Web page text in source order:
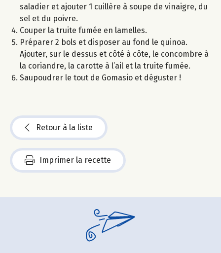
saladier et ajouter 1 cuillère à soupe de vinaigre, du
sel et du poivre.
Couper la truite fumée en lamelles.
Préparer 2 bols et disposer au fond le quinoa.
Ajouter, sur le dessus et côté à côte, le concombre à
la coriandre, la carotte à l’ail et la truite fumée.
Saupoudrer le tout de Gomasio et déguster !
Retour à la liste
Imprimer la recette